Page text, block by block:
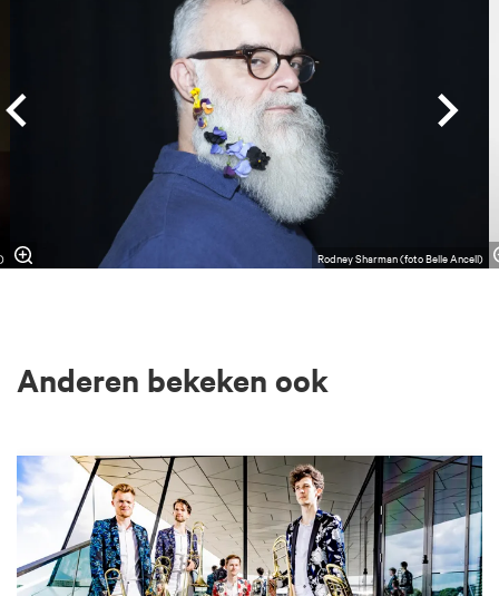
Rodney Sharman (foto Belle Ancell)
Anderen bekeken ook